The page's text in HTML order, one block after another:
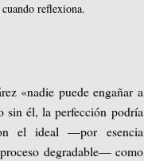
reflexiona.
«nadie puede engañar a
sin él, la perfección podría
el ideal —por esencia
degradable— como